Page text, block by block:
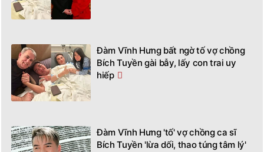
Đàm Vĩnh Hưng bất ngờ tố vợ chồng
Bích Tuyền gài bẫy, lấy con trai uy
hiếp
Đàm Vĩnh Hưng 'tố' vợ chồng ca sĩ
Bích Tuyền 'lừa dối, thao túng tâm lý'